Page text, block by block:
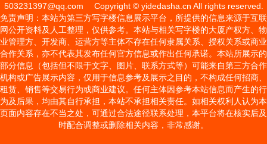
503231397@qq.com
Copyright © yidedasha.cn All rights reserved.
免责声明：本站为第三方写字楼信息展示平台，所提供的信息来源于互联
网公开资料及人工整理，仅供参考。本站与相关写字楼的大厦产权方、物
业管理方、开发商、运营方等主体不存在任何隶属关系、授权关系或商业
合作关系，亦不代表其发布任何官方信息或作出任何承诺。本站所展示的
部分信息（包括但不限于文字、图片、联系方式等）可能来自第三方合作
机构或广告展示内容，仅用于信息参考及展示之目的，不构成任何招商、
租赁、销售等交易行为或商业建议。任何主体因参考本站信息而产生的行
为及后果，均由其自行承担，本站不承担相关责任。如相关权利人认为本
页面内容存在不当之处，可通过合法途径联系处理，本平台将在核实后及
时配合调整或删除相关内容，非常感谢。